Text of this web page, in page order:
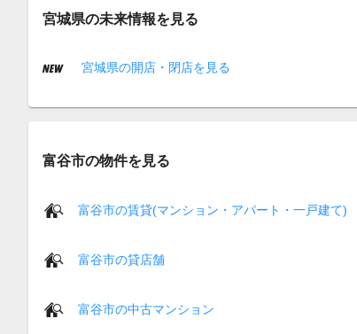
宮城県の未来情報を見る
宮城県の開店・閉店を見る
富谷市の物件を見る
富谷市の賃貸(マンション・アパート・一戸建て)
富谷市の貸店舗
富谷市の中古マンション